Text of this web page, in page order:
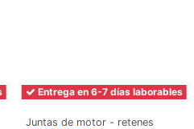
al
carrito
Entrega en 6-7 días laborables
Juntas de motor - retenes